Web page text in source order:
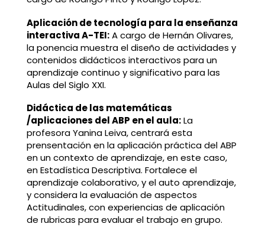
Aplicación de tecnología para la enseñanza
interactiva A-TEI:A cargo de Hernán Olivares,
la ponencia muestra el diseño de actividades y
contenidos didácticos interactivos para un
aprendizaje continuo y significativo para las
Aulas del Siglo XXI.
Didáctica de las matemáticas
/aplicaciones del ABP en el aula:La
profesora Yanina Leiva, centrará esta
prensentación en la aplicación práctica del ABP
en un contexto de aprendizaje, en este caso,
en Estadística Descriptiva. Fortalece el
aprendizaje colaborativo, y el auto aprendizaje,
y considera la evaluación de aspectos
Actitudinales, con experiencias de aplicación
de rubricas para evaluar el trabajo en grupo.